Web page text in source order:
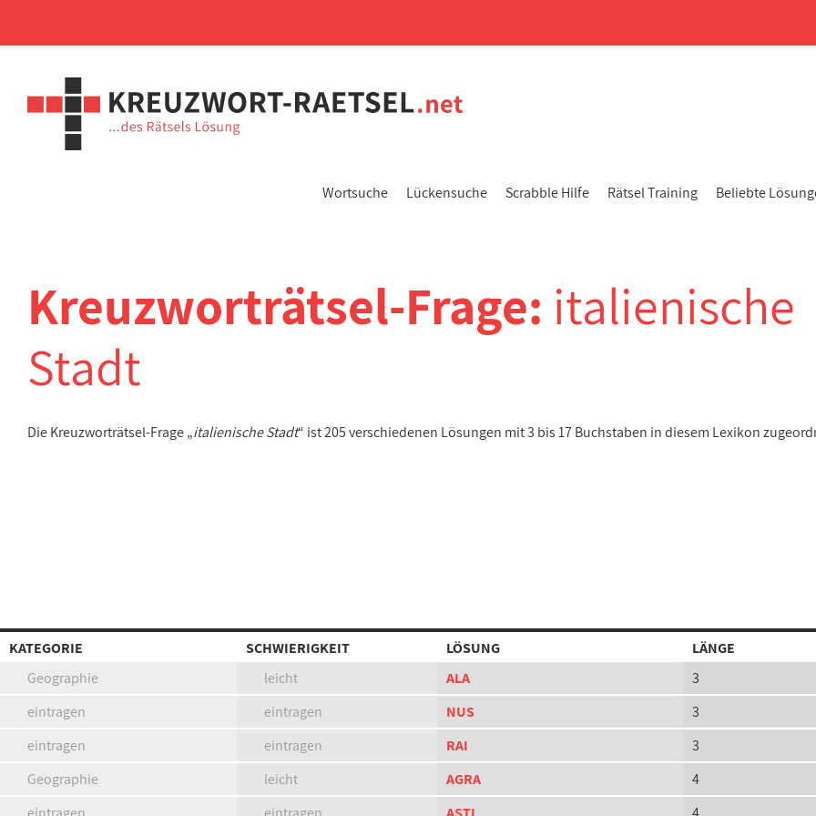
Wortsuche Lückensuche Scrabble Hilfe Rätsel Training Beliebte
Kreuzworträtsel-Frage: italienische
Stadt
Die Kreuzworträtsel-Frage „italienische Stadt“ ist 205 verschiedenen Lösungen mit 3 bis 17 Buchstaben in diesem Lexikon
KATEGORIE SCHWIERIGKEIT LÖSUNG
LÄNGE
Geographie
leicht ALA
3
eintragen
eintragen NUS
3
eintragen
eintragen RAI
3
Geographie
leicht AGRA
4